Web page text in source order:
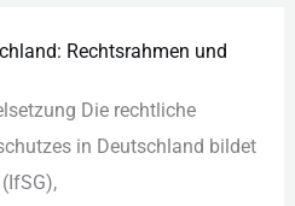
Rechtsrahmen und
D‬ie rechtliche
i‬n Deutschland bildet